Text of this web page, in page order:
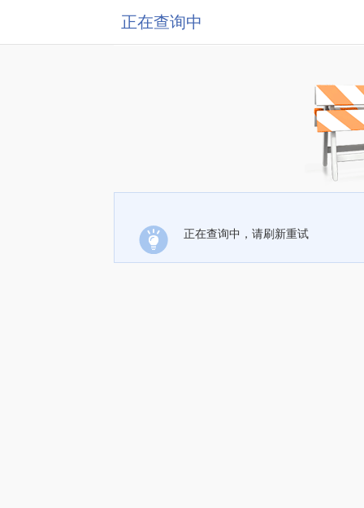
正在查询中
正在查询中，请刷新重试